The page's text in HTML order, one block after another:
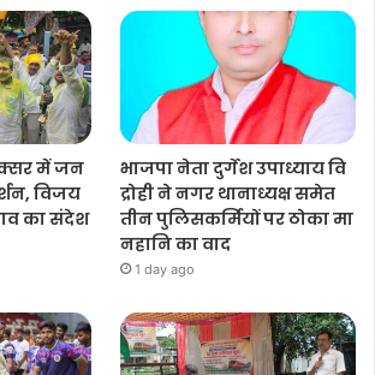
में जन
विजय
का संदेश
भाजपा नेता दुर्गेश उपाध्याय वि
द्रोही ने नगर थानाध्यक्ष समेत
तीन पुलिसकर्मियों पर ठोका मा
नहानि का वाद
1 day ago